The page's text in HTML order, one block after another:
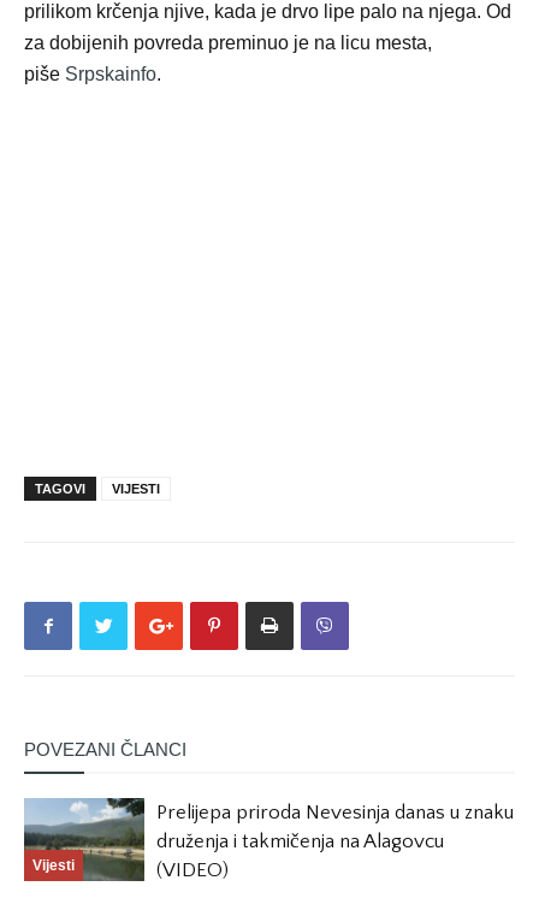
prilikom krčenja njive, kada je drvo lipe palo na njega. Od
za dobijenih povreda preminuo je na licu mesta,
piše Srpskainfo.
TAGOVI VIJESTI
POVEZANI ČLANCI
Vijesti
Prelijepa priroda Nevesinja danas u znaku
druženja i takmičenja na Alagovcu
(VIDEO)